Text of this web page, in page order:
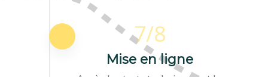
7/8
Mise en ligne